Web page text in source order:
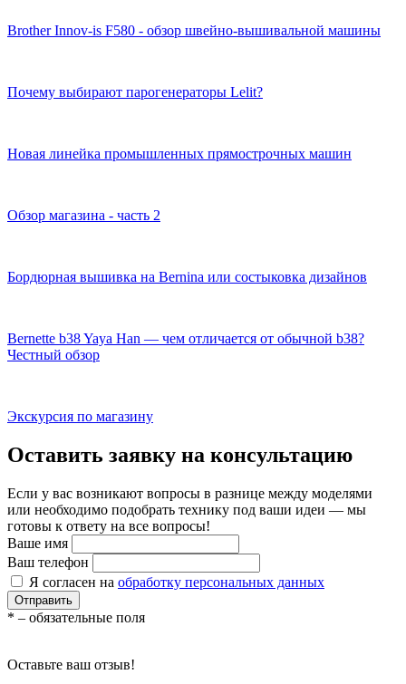
Brother Innov-is F580 - обзор швейно-вышивальной машины
Почему выбирают парогенераторы Lelit?
Новая линейка промышленных прямострочных машин
Обзор магазина - часть 2
Бордюрная вышивка на Bernina или состыковка дизайнов
Bernette b38 Yaya Han — чем отличается от обычной b38?
Честный обзор
Экскурсия по магазину
Оставить заявку на консультацию
Если у вас возникают вопросы в разнице между моделями
или необходимо подобрать технику под ваши идеи — мы
готовы к ответу на все вопросы!
Ваше имя
Ваш телефон
Я согласен на обработку персональных данных
Отправить
* – обязательные поля
Оставьте ваш отзыв!